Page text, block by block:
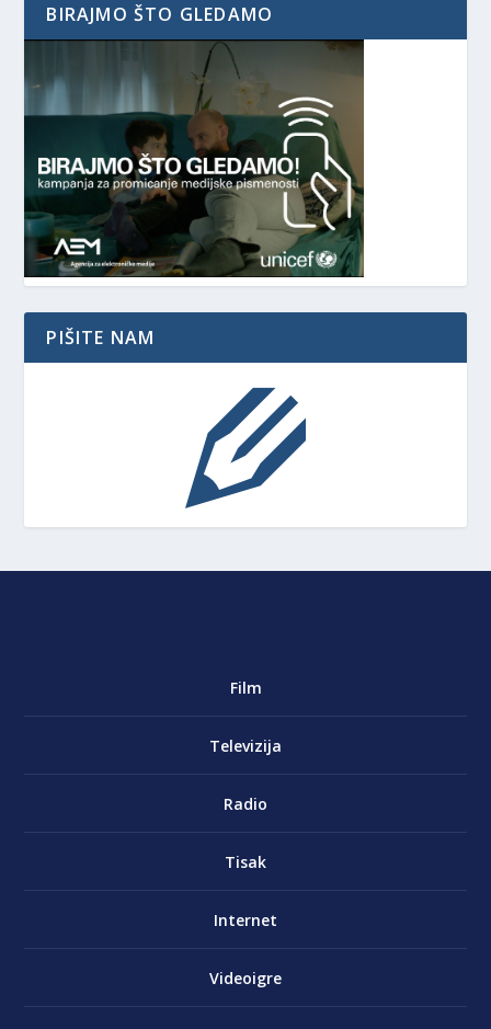
BIRAJMO ŠTO GLEDAMO
PIŠITE NAM
Film
Televizija
Radio
Tisak
Internet
Videoigre